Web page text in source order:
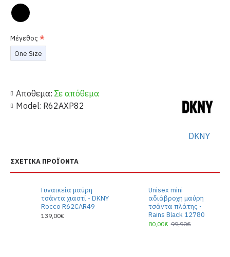
Αποθεμα: Σε απόθεμα
Model: R62AXP82
DKNY
Μέγεθος
One Size
ΣΧΕΤΙΚΆ ΠΡΟΪΌΝΤΑ
Γυναικεία μαύρη
τσάντα χιαστί - DKNY
Rocco R62CAR49
139,00€
Unisex mini
αδιάβροχη μαύρη
τσάντα πλάτης -
Rains Black 12780
80,00€ 99,90€